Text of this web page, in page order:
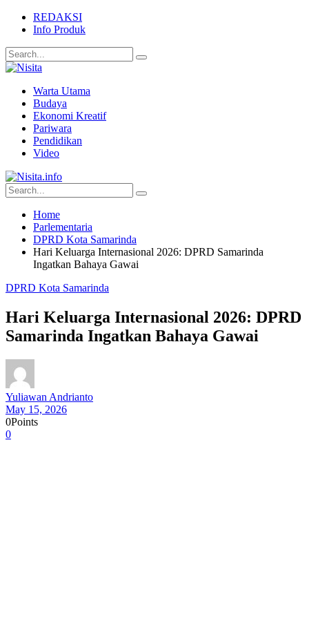
REDAKSI
Info Produk
Warta Utama
Budaya
Ekonomi Kreatif
Pariwara
Pendidikan
Video
Home
Parlementaria
DPRD Kota Samarinda
Hari Keluarga Internasional 2026: DPRD Samarinda
Ingatkan Bahaya Gawai
DPRD Kota Samarinda
Hari Keluarga Internasional 2026: DPRD
Samarinda Ingatkan Bahaya Gawai
Yuliawan Andrianto
May 15, 2026
0Points
0